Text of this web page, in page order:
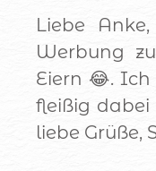
Liebe
Werbung
Eiern 😂.
fleißig dabei
liebe Grüße,